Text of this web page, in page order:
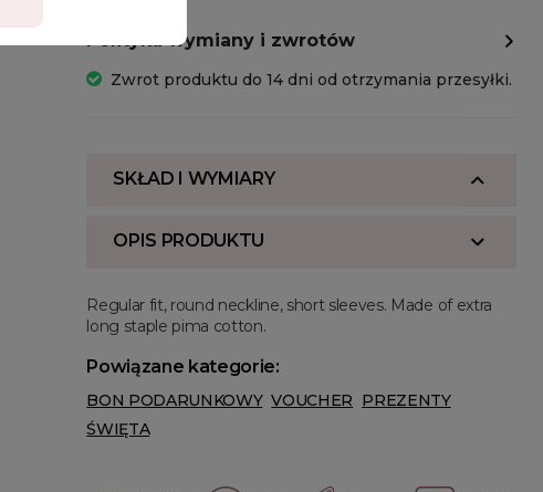
Polityka wymiany i zwrotów
Zwrot produktu do 14 dni od otrzymania przesyłki.
SKŁAD I WYMIARY
OPIS PRODUKTU
Regular fit, round neckline, short sleeves. Made of extra
long staple pima cotton.
Powiązane kategorie:
BON PODARUNKOWY VOUCHER PREZENTY
ŚWIĘTA